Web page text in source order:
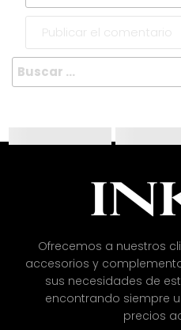
Ofrecemos a nuestros
accesorios y
sus necesidades de
encontrando siempre
precios